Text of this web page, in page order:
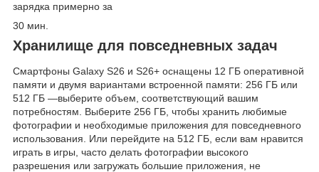
зарядка примерно за
30 мин.
Хранилище для повседневных задач
Смартфоны Galaxy S26 и S26+ оснащены 12 ГБ оперативной
памяти и двумя вариантами встроенной памяти: 256 ГБ или
512 ГБ —выберите объем, соответствующий вашим
потребностям. Выберите 256 ГБ, чтобы хранить любимые
фотографии и необходимые приложения для повседневного
использования. Или перейдите на 512 ГБ, если вам нравится
играть в игры, часто делать фотографии высокого
разрешения или загружать большие приложения, не